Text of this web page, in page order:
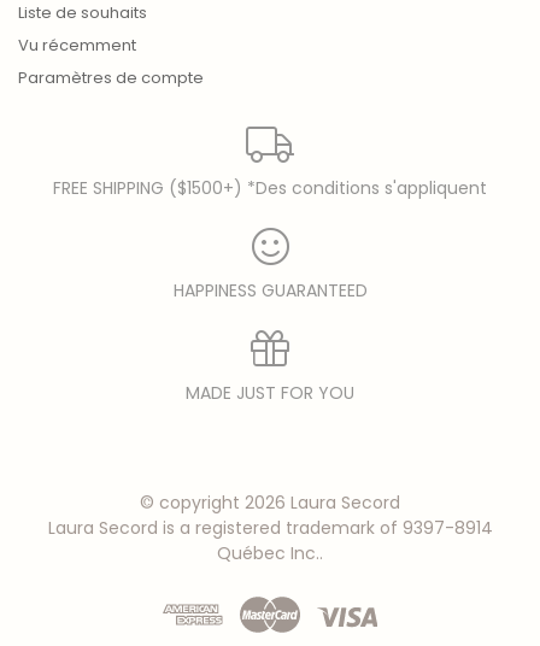
Liste de souhaits
Vu récemment
Paramètres de compte
FREE SHIPPING ($1500+) *Des conditions s'appliquent
HAPPINESS GUARANTEED
MADE JUST FOR YOU
© copyright 2026 Laura Secord
Laura Secord is a registered trademark of 9397-8914
Québec Inc..